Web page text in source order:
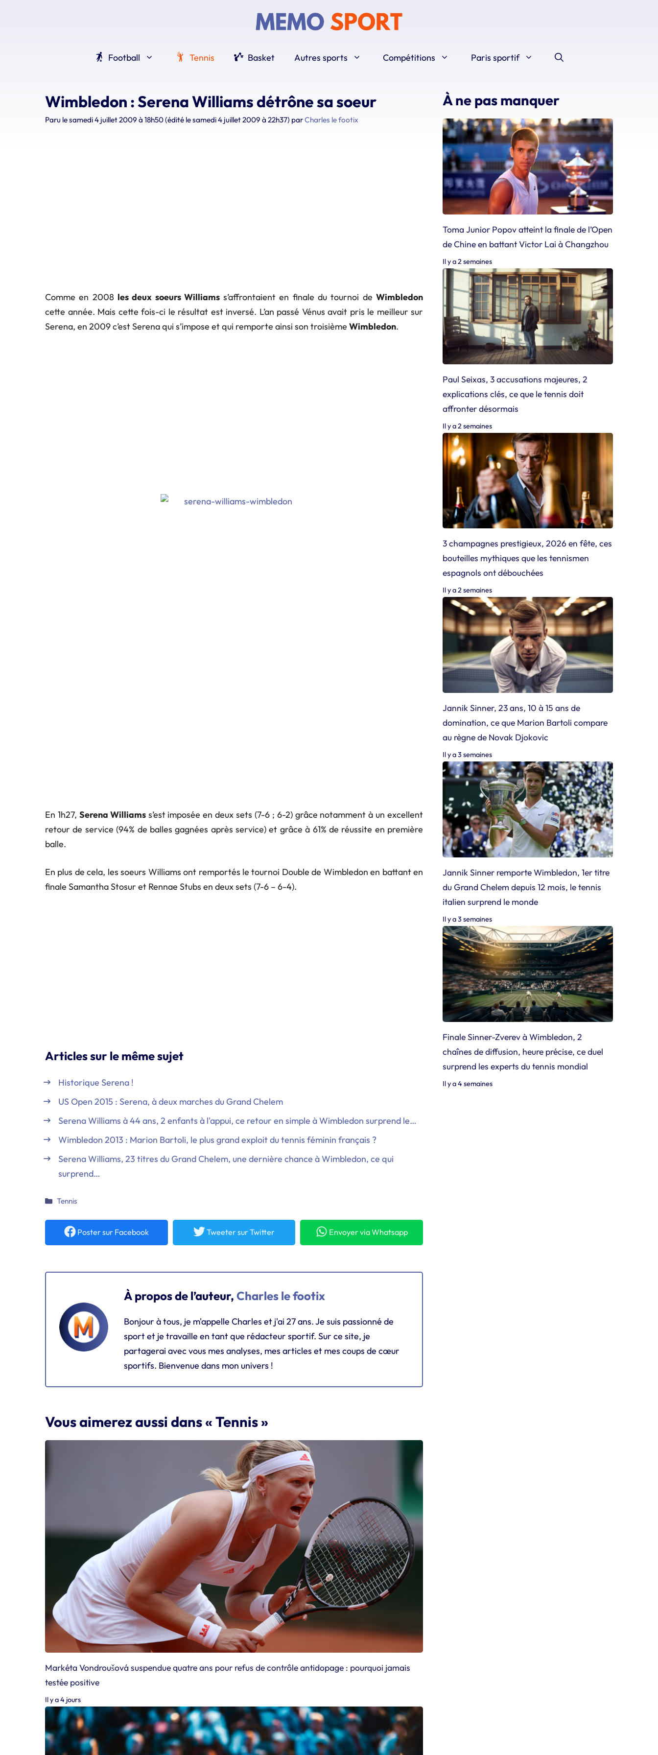
Football
Tennis Basket Autres sports Compétitions Paris sportif
Wimbledon : Serena Williams détrône sa soeur
Paru lesamedi 4 juillet 2009 à 18h50(édité le samedi 4 juillet 2009 à 22h37) parCharles le footix
Comme en 2008 les deux soeurs Williamss’affrontaient en finale du tournoi deWimbledon
cette année. Mais cette fois-ci le résultat est inversé. L’an passé Vénus avait pris le meilleur sur
Serena, en 2009 c’est Serena qui s’impose et qui remporte ainsi son troisième Wimbledon.
En 1h27, Serena Williamss’est imposée en deux sets (7-6 ; 6-2) grâce notamment à un excellent
retour de service (94% de balles gagnées après service) et grâce à 61% de réussite en première
balle.
En plus de cela, les soeurs Williams ont remportés le tournoi Double de Wimbledon en battant en
finale Samantha Stosur et Rennae Stubs en deux sets (7-6 – 6-4).
Articles sur le même sujet
Historique Serena !
US Open 2015 : Serena, à deux marches du Grand Chelem
Serena Williams à 44 ans, 2 enfants à l'appui, ce retour en simple à Wimbledon surprend le…
Wimbledon 2013 : Marion Bartoli, le plus grand exploit du tennis féminin français ?
Serena Williams, 23 titres du Grand Chelem, une dernière chance à Wimbledon, ce qui
surprend…
Catégories
Tennis
Postersur Facebook Tweetersur Twitter Envoyervia Whatsapp
À propos de l’auteur, Charles le footix
Bonjour à tous, je m'appelle Charles et j'ai 27 ans. Je suis passionné de
sport et je travaille en tant que rédacteur sportif. Sur ce site, je
partagerai avec vous mes analyses, mes articles et mes coups de cœur
sportifs. Bienvenue dans mon univers !
Vous aimerez aussi dans « Tennis »
Markéta Vondroušová suspendue quatre ans pour refus de contrôle antidopage : pourquoi jamais
testée positive
Il y a 4 jours
À ne pas manquer
Toma Junior Popov atteint la finale de l’Open
de Chine en battant Victor Lai à Changzhou
Il y a 2 semaines
Paul Seixas, 3 accusations majeures, 2
explications clés, ce que le tennis doit
affronter désormais
Il y a 2 semaines
3 champagnes prestigieux, 2026 en fête, ces
bouteilles mythiques que les tennismen
espagnols ont débouchées
Il y a 2 semaines
Jannik Sinner, 23 ans, 10 à 15 ans de
domination, ce que Marion Bartoli compare
au règne de Novak Djokovic
Il y a 3 semaines
Jannik Sinner remporte Wimbledon, 1er titre
du Grand Chelem depuis 12 mois, le tennis
italien surprend le monde
Il y a 3 semaines
Finale Sinner-Zverev à Wimbledon, 2
chaînes de diffusion, heure précise, ce duel
surprend les experts du tennis mondial
Il y a 4 semaines